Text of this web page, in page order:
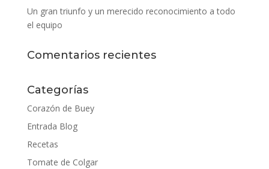
Un gran triunfo y un merecido reconocimiento a todo
el equipo
Comentarios recientes
Categorías
Corazón de Buey
Entrada Blog
Recetas
Tomate de Colgar